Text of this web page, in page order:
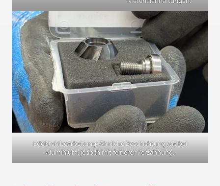
Edelstahlbearbeitung: Ähnliche Beschichtung wie bei
Aluminium, jedoch mit feinerer Verzahnung.